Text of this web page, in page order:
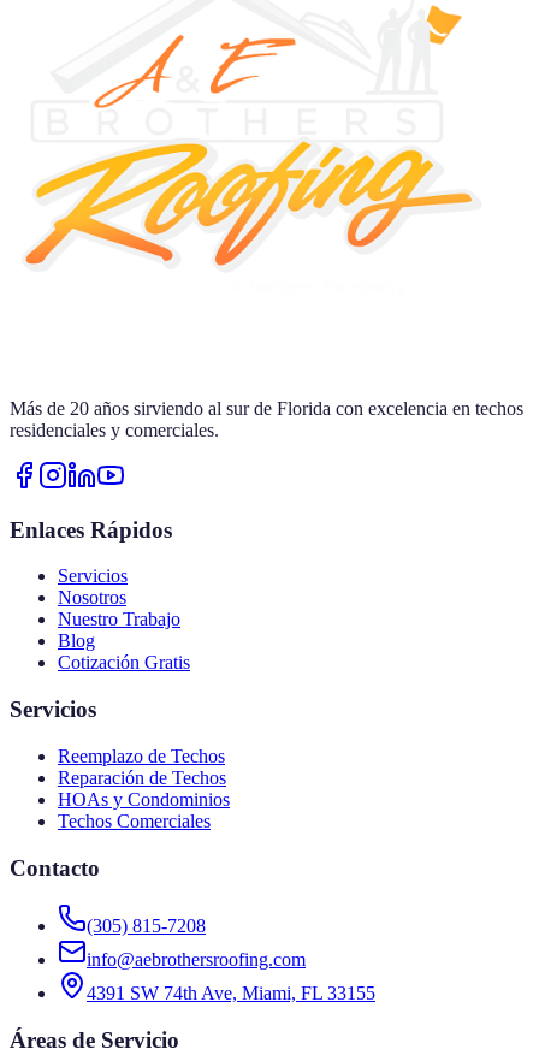
Más de 20 años sirviendo al sur de Florida con excelencia en techos
residenciales y comerciales.
Enlaces Rápidos
Servicios
Nosotros
Nuestro Trabajo
Blog
Cotización Gratis
Servicios
Reemplazo de Techos
Reparación de Techos
HOAs y Condominios
Techos Comerciales
Contacto
(305) 815-7208
info@aebrothersroofing.com
4391 SW 74th Ave, Miami, FL 33155
Áreas de Servicio